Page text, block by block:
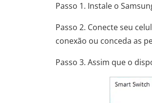
Passo 1. Instale o
Passo 2. Conecte seu
conexão ou conceda as
Passo 3. Assim que o